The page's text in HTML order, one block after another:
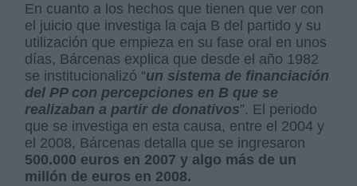
En cuanto a los hechos que tienen que ver con
el juicio que investiga la caja B del partido y su
utilización que empieza en su fase oral en unos
días, Bárcenas explica que desde el año 1982
se institucionalizó “un sistema de financiación
del PP con percepciones en B que se
realizaban a partir de donativos”. El periodo
que se investiga en esta causa, entre el 2004 y
el 2008, Bárcenas detalla que se ingresaron
500.000 euros en 2007 y algo más de un
millón de euros en 2008.